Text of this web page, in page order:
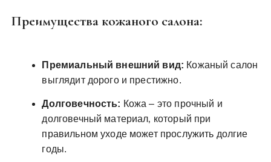
Преимущества кожаного салона:
Премиальный внешний вид: Кожаный салон
выглядит дорого и престижно.
Долговечность: Кожа – это прочный и
долговечный материал‚ который при
правильном уходе может прослужить долгие
годы.